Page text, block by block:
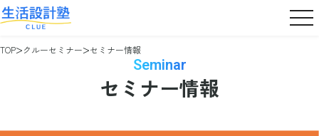
TOP クルーセミナー セミナー情報
Seminar
セミナー情報